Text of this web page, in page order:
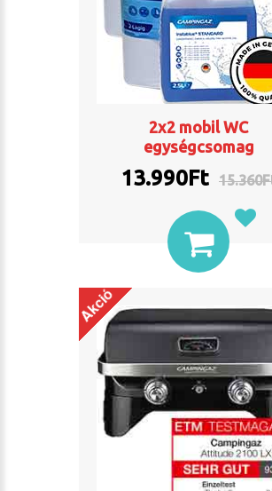
2x2 mobil WC
egységcsomag
13.990Ft
Akció